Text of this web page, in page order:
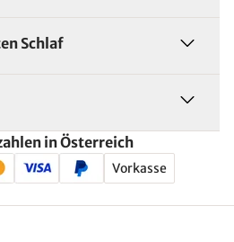
Schlaf
in Österreich
Vorkasse